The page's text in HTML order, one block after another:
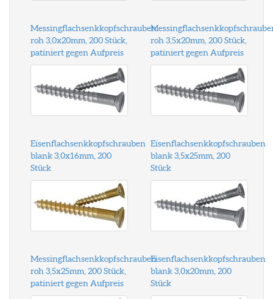
Messingflachsenkkopfschrauben
roh 3,0x20mm, 200 Stück,
patiniert gegen Aufpreis
roh 3,5x20mm, 200 Stück,
patiniert gegen Aufpreis
Eisenflachsenkkopfschrauben
blank 3,0x16mm, 200
Stück
Eisenflachsenkkopfschrauben
blank 3,5x25mm, 200
Stück
Messingflachsenkkopfschrauben
roh 3,5x25mm, 200 Stück,
patiniert gegen Aufpreis
Eisenflachsenkkopfschrauben
blank 3,0x20mm, 200
Stück